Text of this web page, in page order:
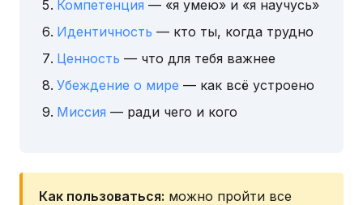
Компетенция — «я умею» и «я научусь»
Идентичность — кто ты, когда трудно
Ценность — что для тебя важнее
Убеждение о мире — как всё устроено
Миссия — ради чего и кого
Как пользоваться: можно пройти все